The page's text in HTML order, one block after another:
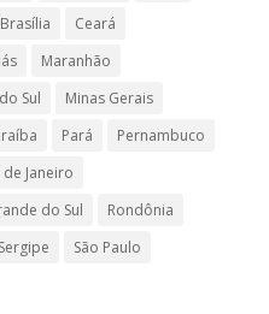
Brasília
Ceará
Maranhão
Sul
Minas Gerais
Pará
Pernambuco
de Janeiro
do Sul
Rondônia
Sergipe
São Paulo